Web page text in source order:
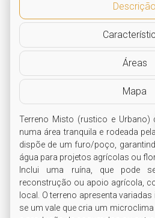
Descrição
Áreas
Mapa
Terreno Misto (rustico e Urbano)
numa área tranquila e rodeada
dispõe de um furo/poço,
água para projetos agrícolas ou
Inclui uma ruína, que pode
reconstrução ou apoio agrícola,
local. O terreno apresenta
se um vale que cria um